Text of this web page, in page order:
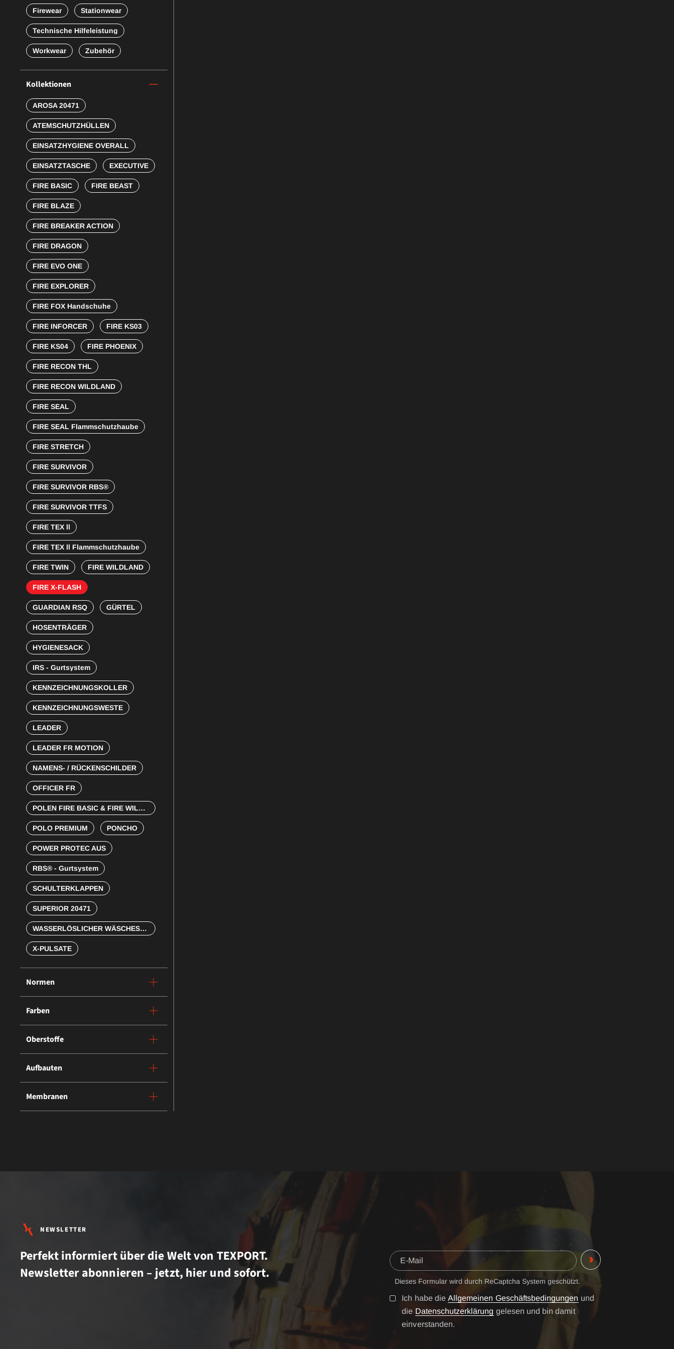
Firewear Stationwear
Technische Hilfeleistung
Workwear Zubehör
Kollektionen
AROSA 20471
ATEMSCHUTZHÜLLEN
EINSATZHYGIENE OVERALL
EINSATZTASCHE EXECUTIVE
FIRE BASIC FIRE BEAST
FIRE BLAZE
FIRE BREAKER ACTION
FIRE DRAGON
FIRE EVO ONE
FIRE EXPLORER
FIRE FOX Handschuhe
FIRE INFORCER FIRE KS03
FIRE KS04 FIRE PHOENIX
FIRE RECON THL
FIRE RECON WILDLAND
FIRE SEAL
FIRE SEAL Flammschutzhaube
FIRE STRETCH
FIRE SURVIVOR
FIRE SURVIVOR RBS®
FIRE SURVIVOR TTFS
FIRE TEX ll
FIRE TEX ll Flammschutzhaube
FIRE TWIN FIRE WILDLAND
FIRE X-FLASH
GUARDIAN RSQ GÜRTEL
HOSENTRÄGER
HYGIENESACK
IRS - Gurtsystem
KENNZEICHNUNGSKOLLER
KENNZEICHNUNGSWESTE
LEADER
LEADER FR MOTION
NAMENS- / RÜCKENSCHILDER
OFFICER FR
POLEN FIRE BASIC & FIRE WILDLAND
POLO PREMIUM PONCHO
POWER PROTEC AUS
RBS® - Gurtsystem
SCHULTERKLAPPEN
SUPERIOR 20471
WASSERLÖSLICHER WÄSCHESACK
X-PULSATE
Normen
Farben
Oberstoffe
Aufbauten
Membranen
NEWSLETTER
Perfekt informiert über die Welt von TEXPORT.
Newsletter abonnieren – jetzt, hier und sofort.
Dieses Formular wird durch ReCaptcha System geschützt.
Ich habe die Allgemeinen Geschäftsbedingungen und
die Datenschutzerklärung gelesen und bin damit
einverstanden.